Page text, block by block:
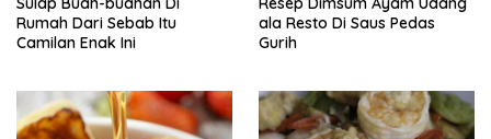
Rumah Dari Sebab Itu
Camilan Enak Ini
ala Resto Di Saus Pedas
Gurih